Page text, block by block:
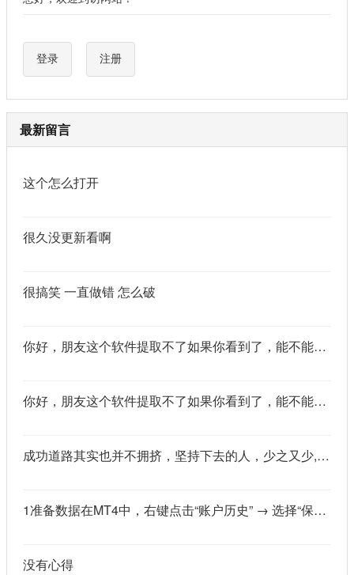
登录 注册
最新留言
这个怎么打开
很久没更新看啊
很搞笑 一直做错 怎么破
你好，朋友这个软件提取不了如果你看到了，能不能把这个纯净版的发我邮箱里不
你好，朋友这个软件提取不了如果你看到了，能不能把这个纯净版的发我邮箱里不
成功道路其实也并不拥挤，坚持下去的人，少之又少,说的真好
1准备数据在MT4中，右键点击“账户历史” → 选择“保存为详细户口结单” → 保存为一个HTML文件。用Excel打开这个HTML文件，或者打开它并复制全部内容，粘贴到一个空白Excel工作表中。2使用你的.xlsm文件打开你已经保存好的“MT4报表合并神器.xlsm”文件。将上一步中未处理的两行数据，复制并粘贴到这个.xlsm文件的第一个工作表中。3运行宏在Excel中，按快捷键 Alt + F8 打开“宏”对话框。选择名为 MergeMT4Statement_Ultimate 的宏，然后点击“执行”或“运行”。4完成宏运行后，你会发现原本错位成两行的数据，已经自动合并成一行了。
没有心得